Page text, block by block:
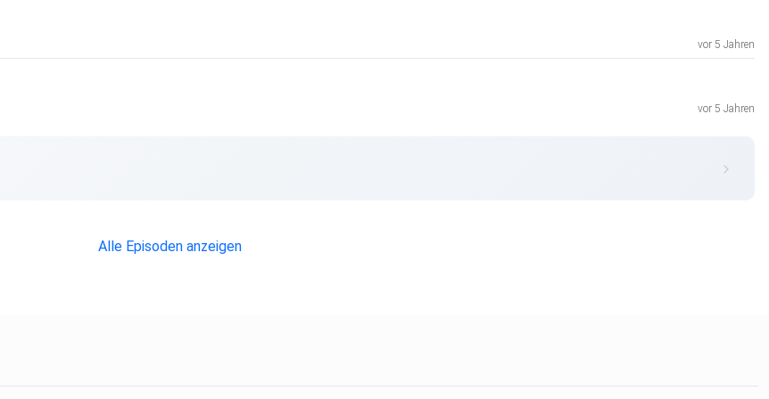
vor 5 Jahren
vor 5 Jahren
Alle Episoden anzeigen